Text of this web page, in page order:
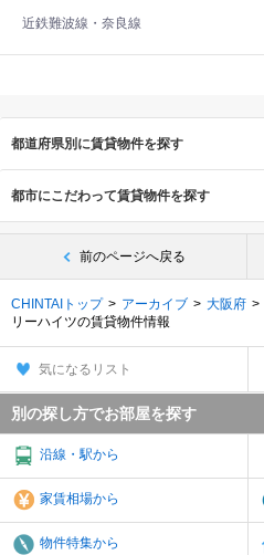
近鉄難波線・奈良線
都道府県別に賃貸物件を探す
都市にこだわって賃貸物件を探す
前のページへ戻る
CHINTAIトップ アーカイブ 大阪府
リーハイツの賃貸物件情報
気になるリスト
別の探し方でお部屋を探す
沿線・駅から
家賃相場から
物件特集から